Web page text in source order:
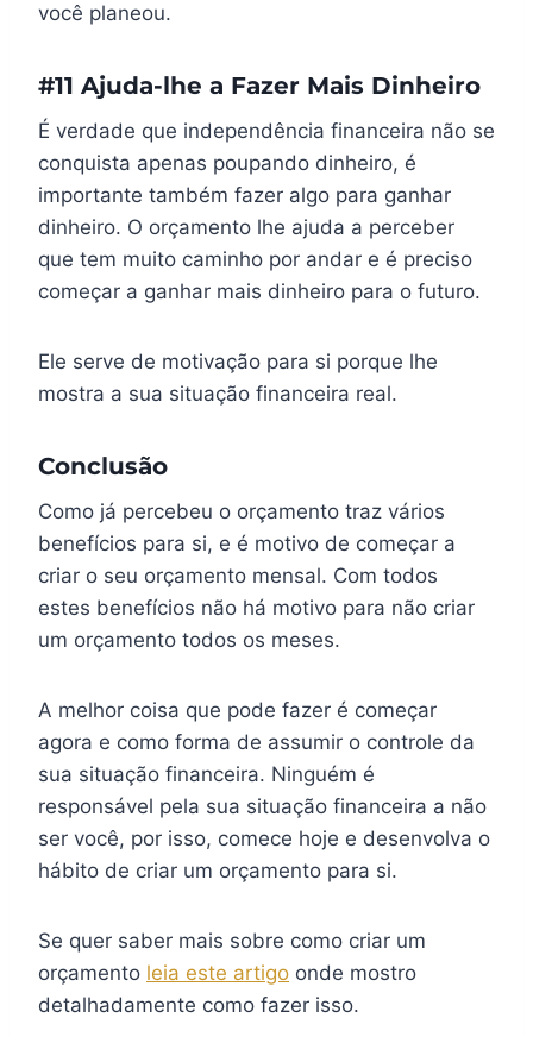
você planeou.
#11 Ajuda-lhe a Fazer Mais Dinheiro
É verdade que independência financeira não se
conquista apenas poupando dinheiro, é
importante também fazer algo para ganhar
dinheiro. O orçamento lhe ajuda a perceber
que tem muito caminho por andar e é preciso
começar a ganhar mais dinheiro para o futuro.
Ele serve de motivação para si porque lhe
mostra a sua situação financeira real.
Conclusão
Como já percebeu o orçamento traz vários
benefícios para si, e é motivo de começar a
criar o seu orçamento mensal. Com todos
estes benefícios não há motivo para não criar
um orçamento todos os meses.
A melhor coisa que pode fazer é começar
agora e como forma de assumir o controle da
sua situação financeira. Ninguém é
responsável pela sua situação financeira a não
ser você, por isso, comece hoje e desenvolva o
hábito de criar um orçamento para si.
Se quer saber mais sobre como criar um
orçamento leia este artigo onde mostro
detalhadamente como fazer isso.